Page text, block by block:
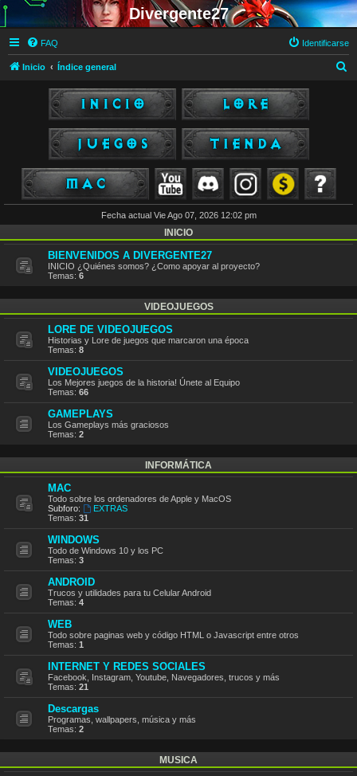
Divergente27
FAQ Identificarse
Inicio Índice general
Fecha actual Vie Ago 07, 2026 12:02 pm
INICIO
BIENVENIDOS A DIVERGENTE27
INICIO ¿Quiénes somos? ¿Como apoyar al proyecto?
Temas: 6
VIDEOJUEGOS
LORE DE VIDEOJUEGOS
Historias y Lore de juegos que marcaron una época
Temas: 8
VIDEOJUEGOS
Los Mejores juegos de la historia! Únete al Equipo
Temas: 66
GAMEPLAYS
Los Gameplays más graciosos
Temas: 2
INFORMÁTICA
MAC
Todo sobre los ordenadores de Apple y MacOS
Subforo:
EXTRAS
Temas: 31
WINDOWS
Todo de Windows 10 y los PC
Temas: 3
ANDROID
Trucos y utilidades para tu Celular Android
Temas: 4
WEB
Todo sobre paginas web y código HTML o Javascript entre otros
Temas: 1
INTERNET Y REDES SOCIALES
Facebook, Instagram, Youtube, Navegadores, trucos y más
Temas: 21
Descargas
Programas, wallpapers, música y más
Temas: 2
MUSICA